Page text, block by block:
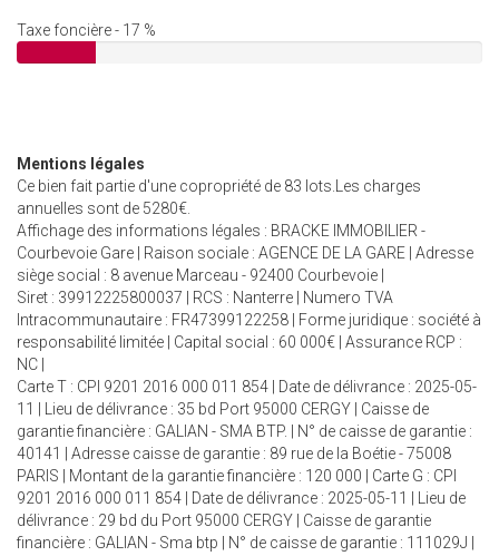
Taxe foncière - 17 %
Mentions légales
Ce bien fait partie d'une copropriété de 83 lots.Les charges
annuelles sont de 5280€.
Affichage des informations légales : BRACKE IMMOBILIER -
Courbevoie Gare | Raison sociale : AGENCE DE LA GARE | Adresse
siège social : 8 avenue Marceau - 92400 Courbevoie |
Siret : 39912225800037 | RCS : Nanterre | Numero TVA
Intracommunautaire : FR47399122258 | Forme juridique : société à
responsabilité limitée | Capital social : 60 000€ | Assurance RCP :
NC |
Carte T : CPI 9201 2016 000 011 854 | Date de délivrance : 2025-05-
11 | Lieu de délivrance : 35 bd Port 95000 CERGY | Caisse de
garantie financière : GALIAN - SMA BTP. | N° de caisse de garantie :
40141 | Adresse caisse de garantie : 89 rue de la Boétie - 75008
PARIS | Montant de la garantie financière : 120 000 | Carte G : CPI
9201 2016 000 011 854 | Date de délivrance : 2025-05-11 | Lieu de
délivrance : 29 bd du Port 95000 CERGY | Caisse de garantie
financière : GALIAN - Sma btp | N° de caisse de garantie : 111029J |